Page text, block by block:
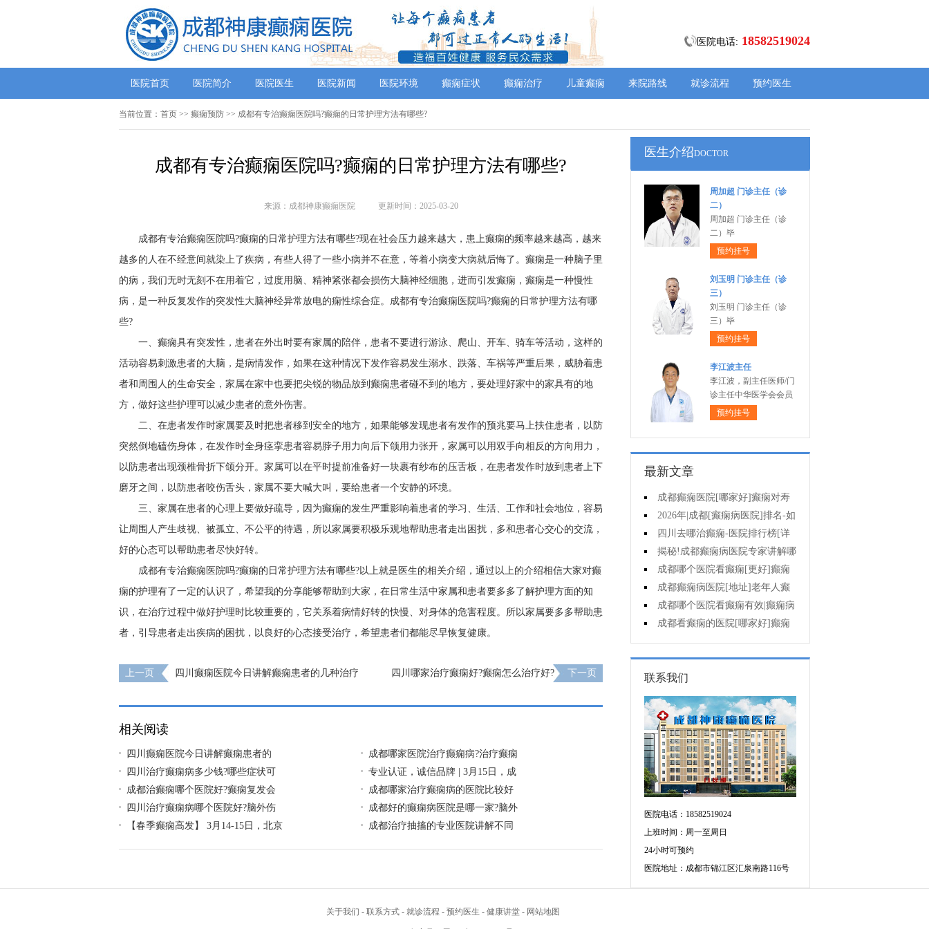
医院电话: 18582519024
医院首页 医院简介 医院医生 医院新闻 医院环境 癫痫症状 癫痫治疗 儿童癫痫 来院路线 就诊流程 预约医生
当前位置： 首页 >> 癫痫预防 >> 成都有专治癫痫医院吗?癫痫的日常护理方法有哪些?
成都有专治癫痫医院吗?癫痫的日常护理方法有哪些?
来源：成都神康癫痫医院 更新时间：2025-03-20
成都有专治癫痫医院吗?癫痫的日常护理方法有哪些?现在社会压力越来越大，患上癫痫的频率越来越高，越来
越多的人在不经意间就染上了疾病，有些人得了一些小病并不在意，等着小病变大病就后悔了。癫痫是一种脑子里
的病，我们无时无刻不在用着它，过度用脑、精神紧张都会损伤大脑神经细胞，进而引发癫痫，癫痫是一种慢性
病，是一种反复发作的突发性大脑神经异常放电的痫性综合症。成都有专治癫痫医院吗?癫痫的日常护理方法有哪
些?
一、癫痫具有突发性，患者在外出时要有家属的陪伴，患者不要进行游泳、爬山、开车、骑车等活动，这样的
活动容易刺激患者的大脑，是病情发作，如果在这种情况下发作容易发生溺水、跌落、车祸等严重后果，威胁着患
者和周围人的生命安全，家属在家中也要把尖锐的物品放到癫痫患者碰不到的地方，要处理好家中的家具有的地
方，做好这些护理可以减少患者的意外伤害。
二、在患者发作时家属要及时把患者移到安全的地方，如果能够发现患者有发作的预兆要马上扶住患者，以防
突然倒地磕伤身体，在发作时全身痉挛患者容易脖子用力向后下颌用力张开，家属可以用双手向相反的方向用力，
以防患者出现颈椎骨折下颌分开。家属可以在平时提前准备好一块裹有纱布的压舌板，在患者发作时放到患者上下
磨牙之间，以防患者咬伤舌头，家属不要大喊大叫，要给患者一个安静的环境。
三、家属在患者的心理上要做好疏导，因为癫痫的发生严重影响着患者的学习、生活、工作和社会地位，容易
让周围人产生歧视、被孤立、不公平的待遇，所以家属要积极乐观地帮助患者走出困扰，多和患者心交心的交流，
好的心态可以帮助患者尽快好转。
成都有专治癫痫医院吗?癫痫的日常护理方法有哪些?以上就是医生的相关介绍，通过以上的介绍相信大家对癫
痫的护理有了一定的认识了，希望我的分享能够帮助到大家，在日常生活中家属和患者要多多了解护理方面的知
识，在治疗过程中做好护理时比较重要的，它关系着病情好转的快慢、对身体的危害程度。所以家属要多多帮助患
者，引导患者走出疾病的困扰，以良好的心态接受治疗，希望患者们都能尽早恢复健康。
上一页
四川癫痫医院今日讲解癫痫患者的几种治疗
四川哪家治疗癫痫好?癫痫怎么治疗好? 下一页
相关阅读
四川癫痫医院今日讲解癫痫患者的
成都哪家医院治疗癫痫病?治疗癫痫
四川治疗癫痫病多少钱?哪些症状可
专业认证，诚信品牌 | 3月15日，成
成都治癫痫哪个医院好?癫痫复发会
成都哪家治疗癫痫病的医院比较好
四川治疗癫痫病哪个医院好?脑外伤
成都好的癫痫病医院是哪一家?脑外
【春季癫痫高发】 3月14-15日，北京
成都治疗抽搐的专业医院讲解不同
医生介绍DOCTOR
周加超 门诊主任（诊
二）
周加超 门诊主任（诊
二）毕
预约挂号
刘玉明 门诊主任（诊
三）
刘玉明 门诊主任（诊
三）毕
预约挂号
李江波主任
李江波，副主任医师/门
诊主任中华医学会会员
预约挂号
最新文章
成都癫痫医院[哪家好]癫痫对寿
命有影响吗?
2026年|成都[癫痫病医院]排名-如
何预防癫痫治疗走入误区?
四川去哪治癫痫-医院排行榜[详
细排名]小儿癫痫病要如何治疗?
揭秘!成都癫痫病医院专家讲解哪
些方法治疗癫痫好?
成都哪个医院看癫痫[更好]癫痫
为什么会诱发?
成都癫痫病医院[地址]老年人癫
痫平时要注意什么?
成都哪个医院看癫痫有效|癫痫病
人能熬夜吗?
成都看癫痫的医院[哪家好]癫痫
病人生活中如何护理?
联系我们
医院电话：18582519024
上班时间：周一至周日
24小时可预约
医院地址：成都市锦江区汇泉南路116号
关于我们 - 联系方式 - 就诊流程 - 预约医生 - 健康讲堂 - 网站地图